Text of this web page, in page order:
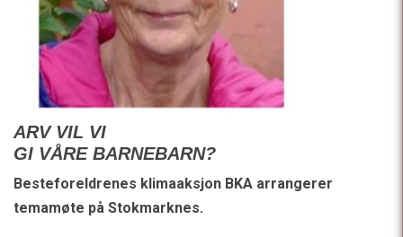
ARV VIL VI
GI VÅRE BARNEBARN?
Besteforeldrenes klimaaksjon BKA arrangerer
temamøte på Stokmarknes.